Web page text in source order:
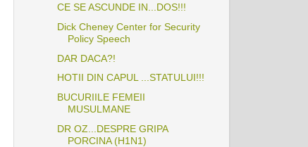
CE SE ASCUNDE IN...DOS!!!
Dick Cheney Center for Security
Policy Speech
DAR DACA?!
HOTII DIN CAPUL ...STATULUI!!!
BUCURIILE FEMEII
MUSULMANE
DR OZ...DESPRE GRIPA
PORCINA (H1N1)